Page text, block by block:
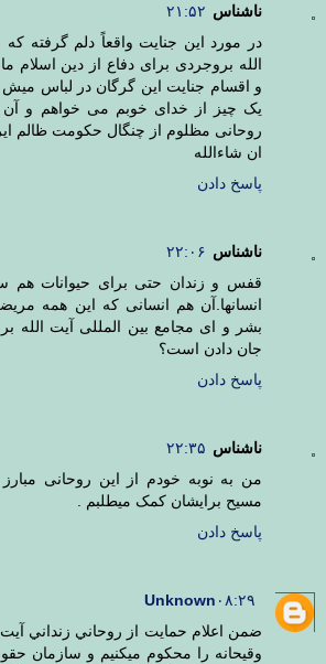
ناشناس ۲۱:۵۲
در مورد این جنایت واقعاً دلم گرفته
الله بروجردی برای دفاع از دین اسلام
و اقسام جنایت این گرگان در لباس
یک چیز از خدای خوبم می خواهم و آن
روحانی مظلوم از چنگال حکومت ظالم
ان شاءالله
پاسخ دادن
ناشناس ۲۲:۰۶
قفس و زندان حتی برای حیوانات
انسانها.آن هم انسانی که این همه
بشر و ای مجامع بین المللی آیت الله
جان دادن است؟
پاسخ دادن
ناشناس ۲۲:۳۵
من به نوبه خودم از این روحانی
مسیح برایشان کمک میطلبم .
پاسخ دادن
Unknown ۰۸:۲۹
ضمن اعلام حمايت از روحاني زنداني
وقيحانه را محكوم ميكنيم و سازمان